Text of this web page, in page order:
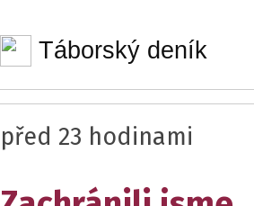
Táborský deník
před 23 hodinami